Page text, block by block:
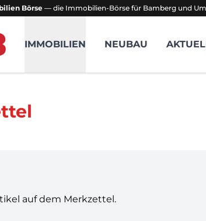
Börse — die Immobilien-Börse für Bamberg und
Börse
IMMOBILIEN NEUBAU
auf dem Merkzettel.